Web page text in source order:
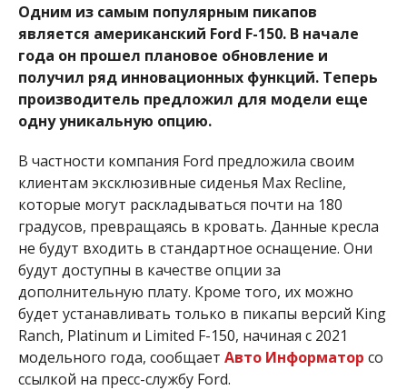
Одним из самым популярным пикапов
является американский Ford F-150. В начале
года он прошел плановое обновление и
получил ряд инновационных функций. Теперь
производитель предложил для модели еще
одну уникальную опцию.
В частности компания Ford предложила своим
клиентам эксклюзивные сиденья Max Recline,
которые могут раскладываться почти на 180
градусов, превращаясь в кровать. Данные кресла
не будут входить в стандартное оснащение. Они
будут доступны в качестве опции за
дополнительную плату. Кроме того, их можно
будет устанавливать только в пикапы версий King
Ranch, Platinum и Limited F-150, начиная с 2021
модельного года, сообщает Авто Информатор со
ссылкой на пресс-службу Ford.